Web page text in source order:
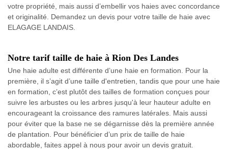
votre propriété, mais aussi d’embellir vos haies avec concordance
et originalité. Demandez un devis pour votre taille de haie avec
ELAGAGE LANDAIS.
Notre tarif taille de haie à Rion Des Landes
Une haie adulte est différente d’une haie en formation. Pour la
première, il s’agit d’une taille d'entretien, tandis que pour une haie
en formation, c’est plutôt des tailles de formation conçues pour
suivre les arbustes ou les arbres jusqu'à leur hauteur adulte en
encourageant la croissance des ramures latérales. Mais aussi
pour éviter que la base ne se dégarnisse dès la première année
de plantation. Pour bénéficier d’un prix de taille de haie
abordable, faites appel à nous pour avoir un devis gratuit.